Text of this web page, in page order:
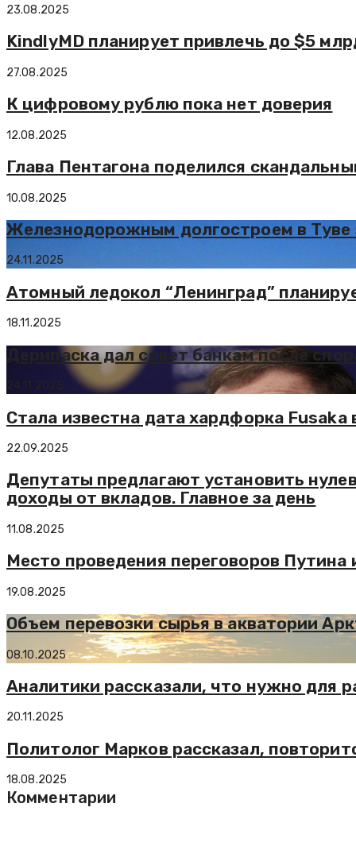
23.08.2025
KindlyMD планирует привлечь до $5
27.08.2025
К цифровому рублю пока нет доверия
12.08.2025
Глава Пентагона поделился
10.08.2025
Железнодорожным долгостроем в Туве
24.11.2025
Атомный ледокол “Ленинград”
18.11.2025
Дерипаска дал совет банкам после
24.11.2025
Стала известна дата хардфорка Fusaka
22.09.2025
Депутаты предлагают установить
доходы от вкладов. Главное за день
11.08.2025
Место проведения переговоров
19.08.2025
Объем перевозки сырья в акватории
08.10.2025
Аналитики рассказали, что нужно для
20.11.2025
Политолог Марков рассказал,
18.08.2025
Комментарии